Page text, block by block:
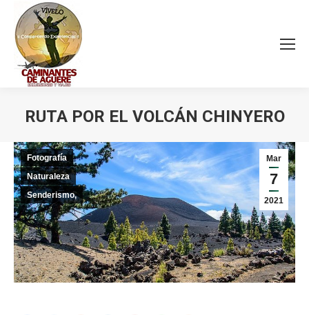
RUTA POR EL VOLCÁN CHINYERO
Mar
7
2021
Fotografía
Naturaleza
Senderismo,